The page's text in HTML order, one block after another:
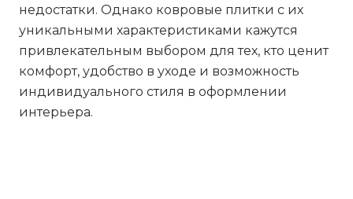
недостатки. Однако ковровые плитки с их
уникальными характеристиками кажутся
привлекательным выбором для тех, кто ценит
комфорт, удобство в уходе и возможность
индивидуального стиля в оформлении
интерьера.